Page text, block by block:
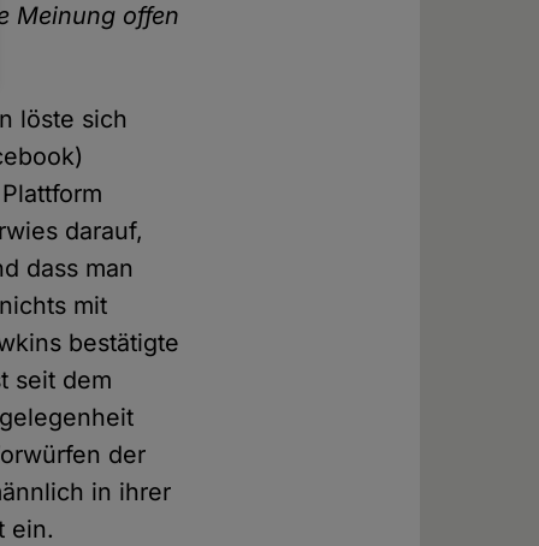
Meinung offen
löste sich
darauf,
dass man
mit
bestätigte
seit dem
der
in ihrer
ein.